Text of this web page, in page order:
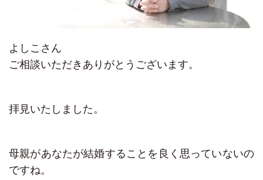
よしこさん
ご相談いただきありがとうございます。
拝見いたしました。
母親があなたが結婚することを良く思っていないの
ですね。